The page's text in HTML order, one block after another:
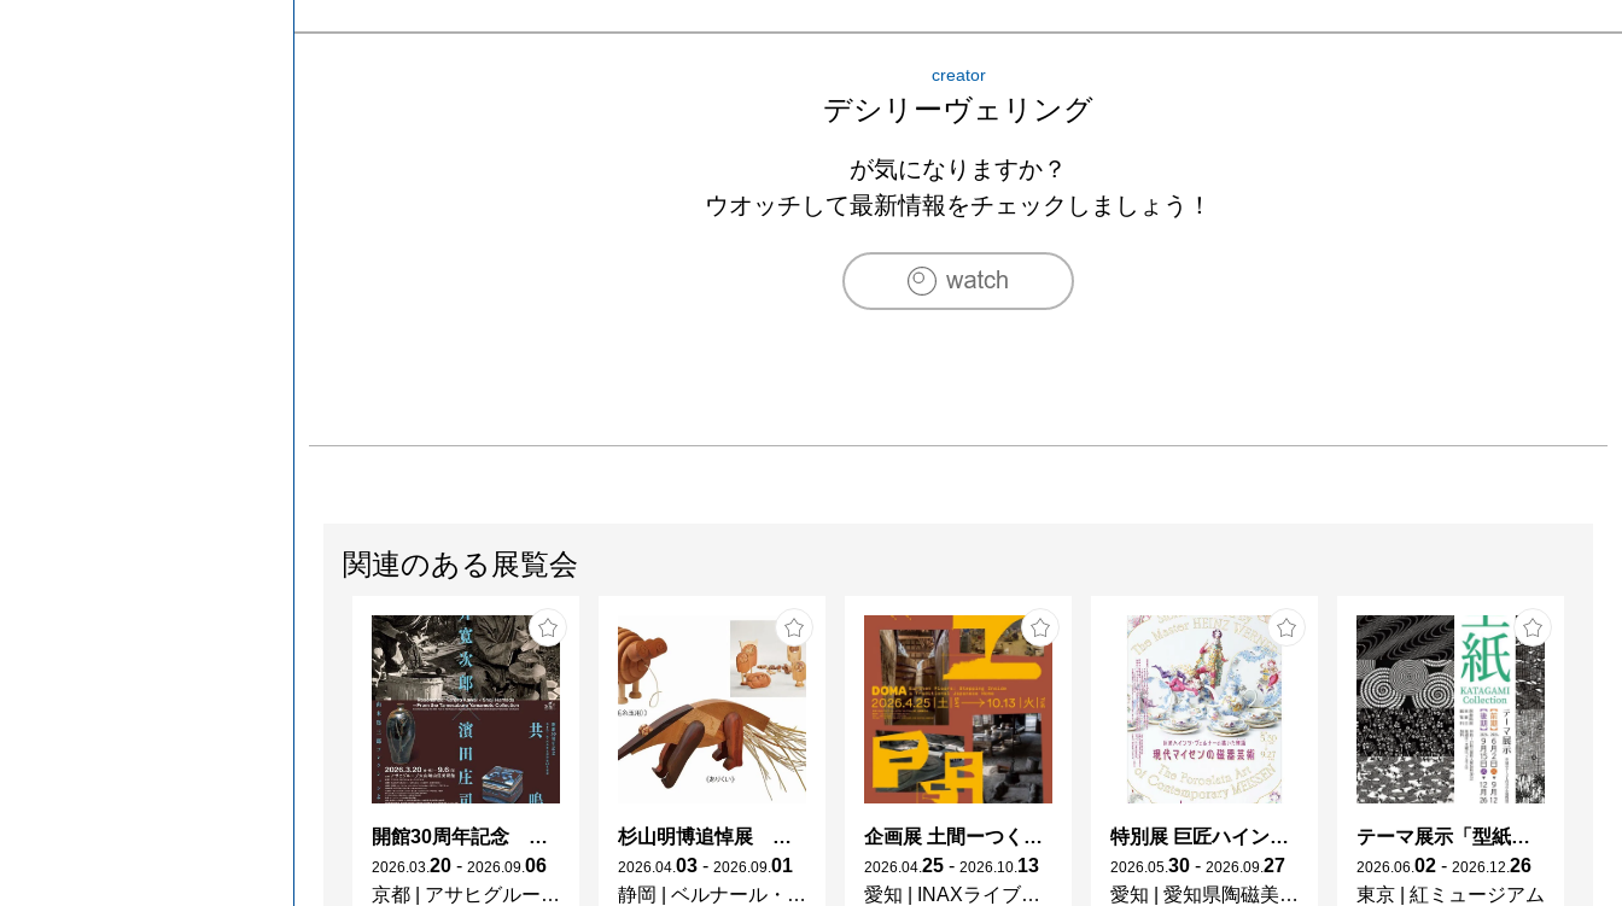
creator
デシリーヴェリング
が気になりますか？
ウオッチして最新情報をチェックしましょう！
関連のある展覧会
開館30周年記念 山本爲三郎・河井寬次郎没後60年記念 「共鳴 河井寬次郎 × 濱田庄司 ー山本爲三郎コレクションより」
2026 03 20 - 2026 09 06
京都
アサヒグループ大山崎山荘美術館
杉山明博追悼展 木とわたし―木工の妙技と美術教育
2026 04 03 - 2026 09 01
静岡
ベルナール・ビュフェ美術館
企画展 土間ーつくって、つかって、再発見ー
2026 04 25 - 2026 10 13
愛知
INAXライブミュージアム
特別展 巨匠ハインツ・ヴェルナーの描いた物語（メルヘン） ー現代マイセンの磁器芸術ー
2026 05 30 - 2026 09 27
愛知
愛知県陶磁美術館
テーマ展示「型紙 KATAGAMI Collection」
2026 06 02 - 2026 12 26
東京
紅ミュージアム